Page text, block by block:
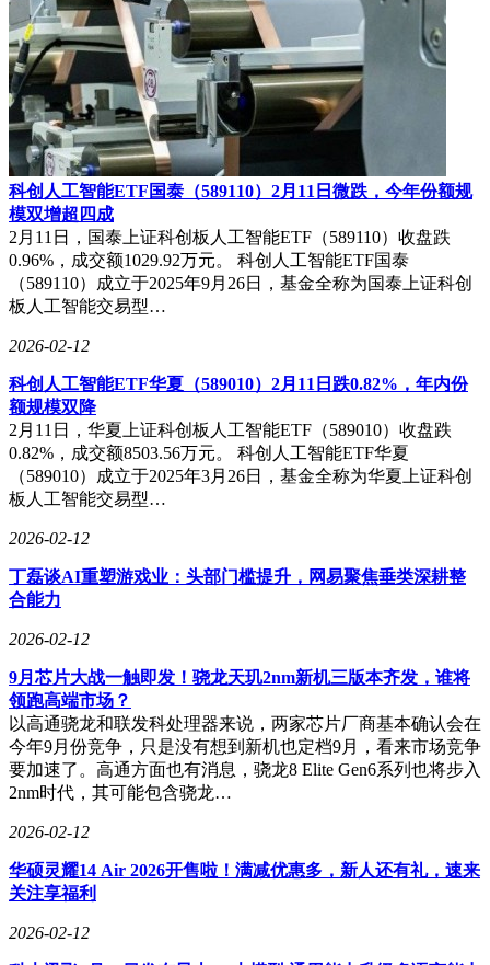
科创人工智能ETF国泰（589110）2月11日微跌，今年份额规
模双增超四成
2月11日，国泰上证科创板人工智能ETF（589110）收盘跌
0.96%，成交额1029.92万元。 科创人工智能ETF国泰
（589110）成立于2025年9月26日，基金全称为国泰上证科创
板人工智能交易型…
2026-02-12
科创人工智能ETF华夏（589010）2月11日跌0.82%，年内份
额规模双降
2月11日，华夏上证科创板人工智能ETF（589010）收盘跌
0.82%，成交额8503.56万元。 科创人工智能ETF华夏
（589010）成立于2025年3月26日，基金全称为华夏上证科创
板人工智能交易型…
2026-02-12
丁磊谈AI重塑游戏业：头部门槛提升，网易聚焦垂类深耕整
合能力
2026-02-12
9月芯片大战一触即发！骁龙天玑2nm新机三版本齐发，谁将
领跑高端市场？
以高通骁龙和联发科处理器来说，两家芯片厂商基本确认会在
今年9月份竞争，只是没有想到新机也定档9月，看来市场竞争
要加速了。高通方面也有消息，骁龙8 Elite Gen6系列也将步入
2nm时代，其可能包含骁龙…
2026-02-12
华硕灵耀14 Air 2026开售啦！满减优惠多，新人还有礼，速来
关注享福利
2026-02-12